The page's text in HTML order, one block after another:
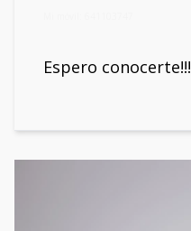
Espero conocerte!!!